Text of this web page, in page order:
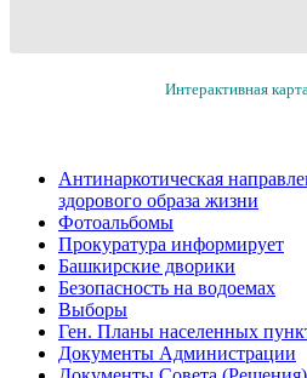
Интерактивная
Антинаркотическая
здорового образа жизни
Фотоальбомы
Прокуратура информирует
Башкирские дворики
Безопасность на водоемах
Выборы
Ген. Планы населенных
Документы Администрации